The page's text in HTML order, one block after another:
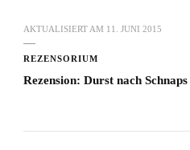
AKTUALISIERT AM 11. JUNI 2015
REZENSORIUM
Rezension: Durst nach Schnaps